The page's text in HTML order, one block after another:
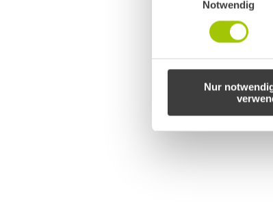
Notwendig
Nur
Exklusiv für unsere Beulen-
Sommersaison der ein oder
„Glanzgedrehten Felgen“ an! Für